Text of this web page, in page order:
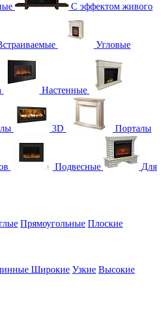
С эффектом живого
Угловые
Настенные
3D Порталы
Подвесные
Для
Прямоугольные Плоские
Широкие Узкие Высокие